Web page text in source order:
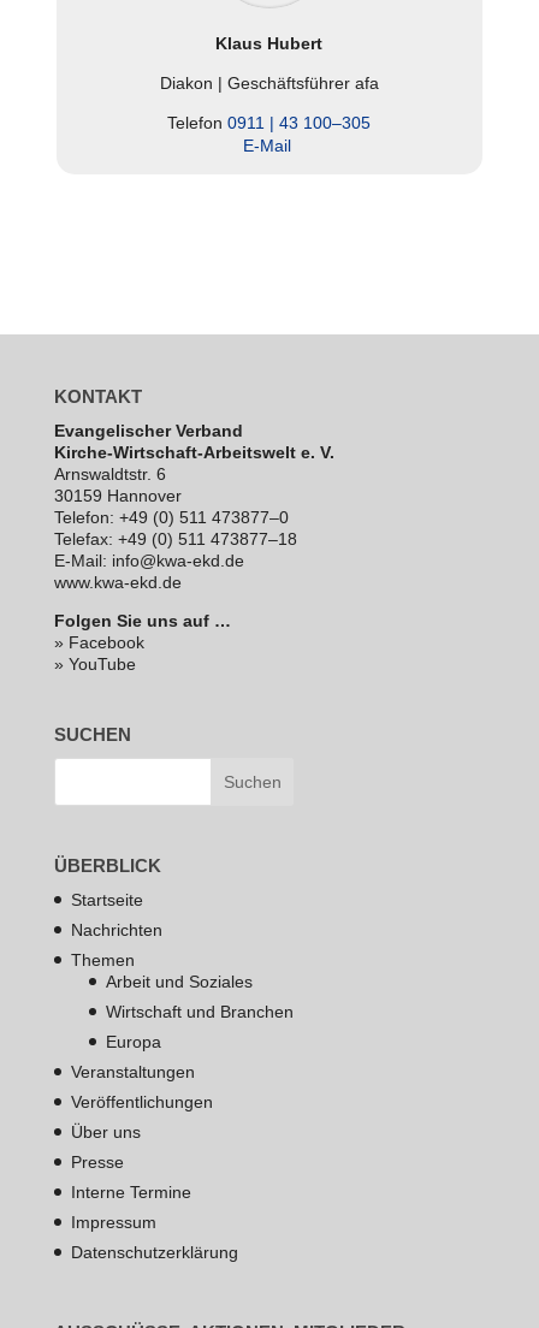
Klaus Hubert
Diakon | Geschäfts­füh­rer afa
Telefon0911 | 43 100–305
E‑Mail
KONTAKT
Evan­ge­li­scher Verband
Kirche-Wirt­schaft-Arbeits­welt e. V.
Arns­waldt­str. 6
30159 Hannover
Telefon: +49 (0) 511 473877–0
Telefax: +49 (0) 511 473877–18
E‑Mail: info@kwa-ekd.de
www.kwa-ekd.de
Folgen Sie uns auf …
» Facebook
» YouTube
SUCHEN
ÜBERBLICK
Startseite
Nachrichten
Themen
Arbeit und Soziales
Wirtschaft und Branchen
Europa
Veranstaltungen
Veröffentlichungen
Über uns
Presse
Interne Termine
Impressum
Datenschutzerklärung